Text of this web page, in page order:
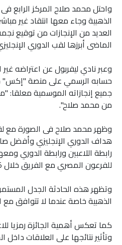
واحتل محمد صلاح المركز الرابع فى
الذهبية وجاء معها انتقاد غير
العديد من الإنجازات من توقيع
الماضى أبرزها لقب الدوري
وعبر نادي ليفربول عن اعتراضه غير
حسابه الرسمي على منصة "إكس"
جميع إنجازاته الموسمية معلقا:
من محمد صلاح".
وظهر محمد صلاح فى الصورة مع
هداف الدوري الإنجليزي
رابطة اللاعبين ورابطة الدوري
للفرعون المصري مع الفريق خلال 2025.
وتظهر هذه الحادثة الجدل
الذهبية خاصة عندما لا تتوافق مع
كما تعكس أهمية الجائزة رمزيا
وتأثير نتائجها على العلاقات